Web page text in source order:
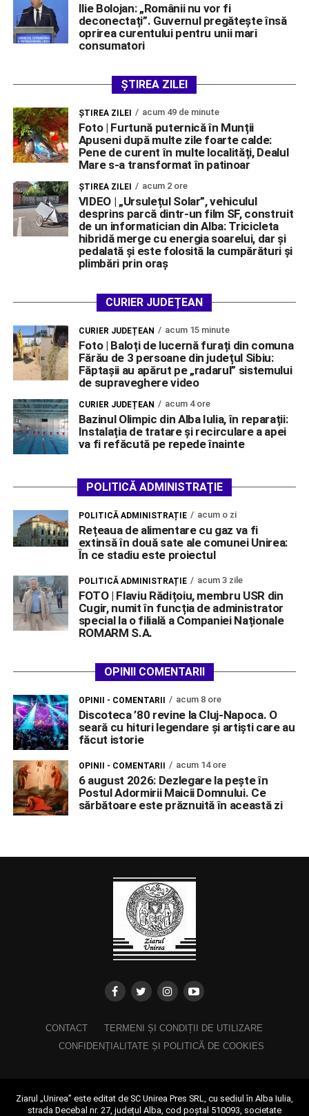
Ilie Bolojan: „Românii nu vor fi
deconectați”. Guvernul pregătește însă
oprirea curentului pentru unii mari
consumatori
ȘTIREA ZILEI
ŞTIREA ZILEI acum 49 de minute
Foto | Furtună puternică în Munții
Apuseni după multe zile foarte calde:
Pene de curent în multe localități, Dealul
Mare s-a transformat în patinoar
ŞTIREA ZILEI acum 2 ore
VIDEO | „Ursulețul Solar”, vehiculul
desprins parcă dintr-un film SF, construit
de un informatician din Alba: Tricicleta
hibridă merge cu energia soarelui, dar și
pedalată și este folosită la cumpărături și
plimbări prin oraș
CURIER JUDEȚEAN
CURIER JUDEȚEAN acum 15 minute
Foto | Baloți de lucernă furați din comuna
Fărău de 3 persoane din județul Sibiu:
Făptașii au apărut pe „radarul” sistemului
de supraveghere video
CURIER JUDEȚEAN acum 4 ore
Bazinul Olimpic din Alba Iulia, în reparații:
Instalația de tratare și recirculare a apei
va fi refăcută pe repede înainte
POLITICĂ ADMINISTRAȚIE
POLITICĂ ADMINISTRAȚIE acum o zi
Rețeaua de alimentare cu gaz va fi
extinsă în două sate ale comunei Unirea:
În ce stadiu este proiectul
POLITICĂ ADMINISTRAȚIE acum 3 zile
FOTO | Flaviu Rădițoiu, membru USR din
Cugir, numit în funcția de administrator
special la o filială a Companiei Naționale
ROMARM S.A.
OPINII COMENTARII
OPINII - COMENTARII acum 8 ore
Discoteca ’80 revine la Cluj-Napoca. O
seară cu hituri legendare și artiști care au
făcut istorie
OPINII - COMENTARII acum 14 ore
6 august 2026: Dezlegare la pește în
Postul Adormirii Maicii Domnului. Ce
sărbătoare este prăznuită în această zi
CONTACT
TERMENI ȘI CONDIȚII DE UTILIZARE
CONFIDENȚIALITATE ȘI POLITICĂ DE COOKIES
Ziarul „Unirea” este editat de SC Unirea Pres SRL, cu sediul în Alba Iulia,
strada Decebal nr. 27, județul Alba, cod poștal 510093, societate